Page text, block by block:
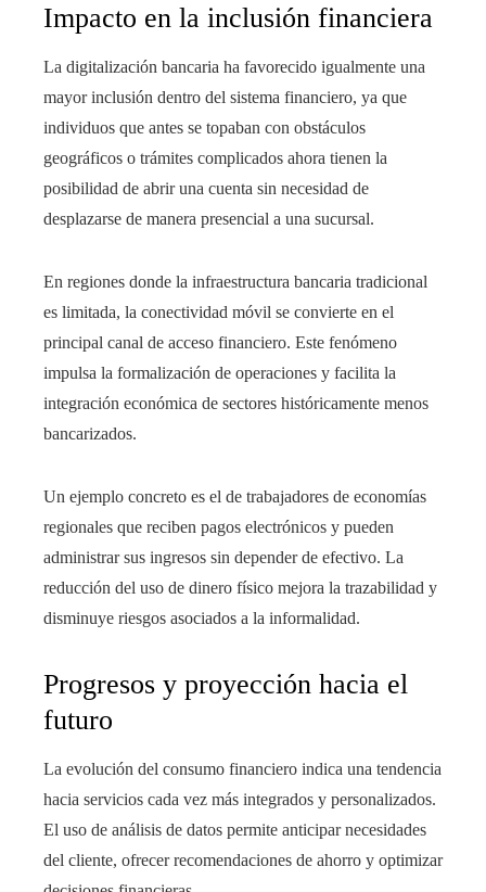
Impacto en la inclusión financiera
La digitalización bancaria ha favorecido igualmente una
mayor inclusión dentro del sistema financiero, ya que
individuos que antes se topaban con obstáculos
geográficos o trámites complicados ahora tienen la
posibilidad de abrir una cuenta sin necesidad de
desplazarse de manera presencial a una sucursal.
En regiones donde la infraestructura bancaria tradicional
es limitada, la conectividad móvil se convierte en el
principal canal de acceso financiero. Este fenómeno
impulsa la formalización de operaciones y facilita la
integración económica de sectores históricamente menos
bancarizados.
Un ejemplo concreto es el de trabajadores de economías
regionales que reciben pagos electrónicos y pueden
administrar sus ingresos sin depender de efectivo. La
reducción del uso de dinero físico mejora la trazabilidad y
disminuye riesgos asociados a la informalidad.
Progresos y proyección hacia el
futuro
La evolución del consumo financiero indica una tendencia
hacia servicios cada vez más integrados y personalizados.
El uso de análisis de datos permite anticipar necesidades
del cliente, ofrecer recomendaciones de ahorro y optimizar